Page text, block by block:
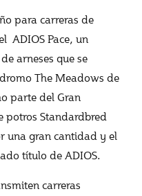
para carreras de
ADIOS Pace, un
arneses que se
The Meadows de
parte del Gran
potros Standardbred
una gran cantidad y el
título de ADIOS.
carreras